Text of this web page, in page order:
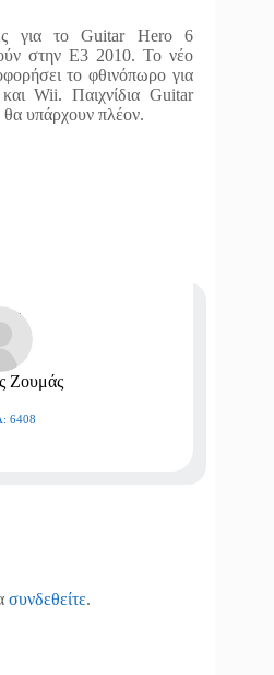
για το Guitar Hero 6
στην E3 2010. Το νέο
το φθινόπωρο για
Wii. Παιχνίδια Guitar
υπάρχουν πλέον.
Ζουμάς
6408
συνδεθείτε.